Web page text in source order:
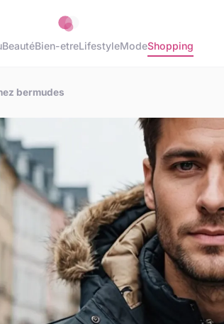
BeautéBien-etreLifestyleModeShopping
bermudes